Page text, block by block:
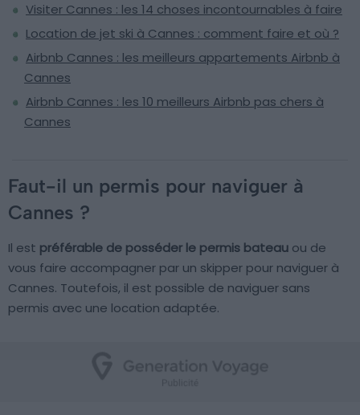
Visiter Cannes : les 14 choses incontournables à faire
Location de jet ski à Cannes : comment faire et où ?
Airbnb Cannes : les meilleurs appartements Airbnb à
Cannes
Airbnb Cannes : les 10 meilleurs Airbnb pas chers à
Cannes
Faut-il un permis pour naviguer à
Cannes ?
Il est préférable de posséder le permis bateau ou de
vous faire accompagner par un skipper pour naviguer à
Cannes. Toutefois, il est possible de naviguer sans
permis avec une location adaptée.